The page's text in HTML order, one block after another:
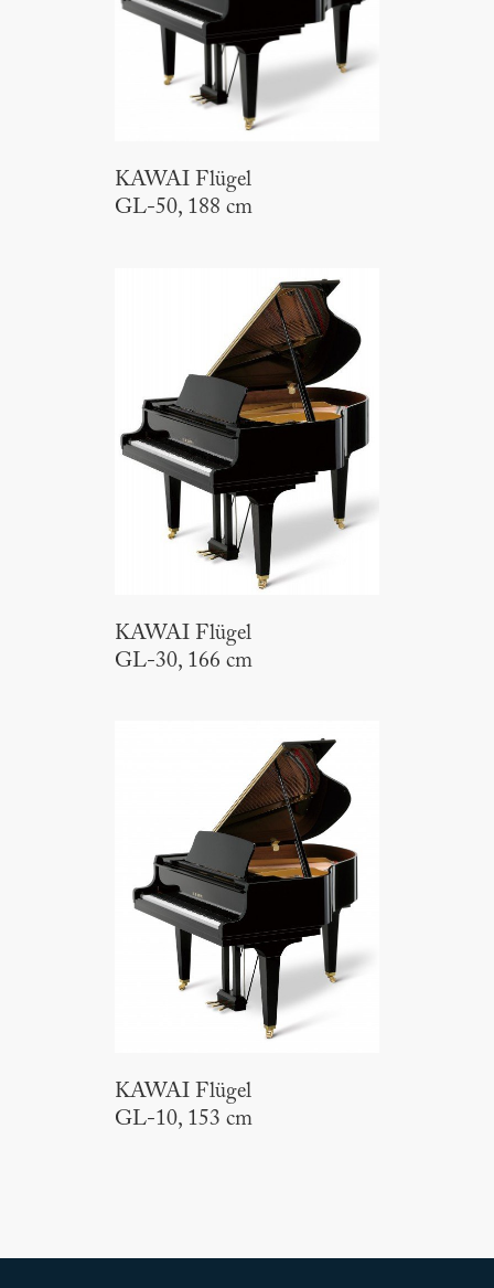
KAWAI Flügel
GL-50, 188 cm
KAWAI Flügel
GL-30, 166 cm
KAWAI Flügel
GL-10, 153 cm